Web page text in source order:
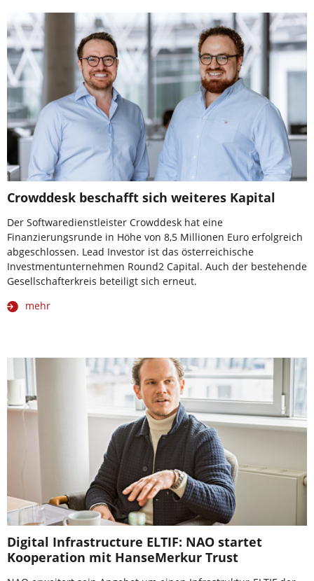
Crowddesk beschafft sich weiteres Kapital
Der Softwaredienstleister Crowddesk hat eine
Finanzierungsrunde in Höhe von 8,5 Millionen Euro erfolgreich
abgeschlossen. Lead Investor ist das österreichische
Investmentunternehmen Round2 Capital. Auch der bestehende
Gesellschafterkreis beteiligt sich erneut.
mehr
Digital Infrastructure ELTIF: NAO startet
Kooperation mit HanseMerkur Trust